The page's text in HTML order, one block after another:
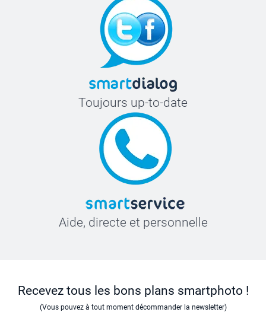
Toujours up-to-date
Aide, directe et personnelle
Recevez tous les bons plans smartphoto !
(Vous pouvez à tout moment décommander la newsletter)